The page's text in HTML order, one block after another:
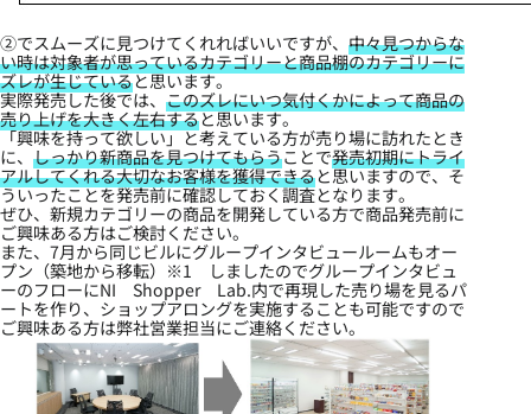
②でスムーズに見つけてくれればいいですが、 中々見つからな
い時は対象者が思っているカテゴリーと商品棚のカテゴリーに
ズレが生じていると思います。
実際発売した後では、 このズレにいつ気付くかによって商品の
売り上げを大きく左右すると思います。
「興味を持って欲しい」と考えている方が売り場に訪れたとき
に、 しっかり新商品を見つけてもらうことで発売初期にトライ
アルしてくれる大切なお客様を獲得できると思いますので、そ
ういったことを発売前に確認しておく調査となります。
ぜひ、新規カテゴリーの商品を開発している方で商品発売前に
ご興味ある方はご検討ください。
また、7月から同じビルにグループインタビュールームもオー
プン（築地から移転）※1 しましたのでグループインタビュ
ーのフローにNI Shopper Lab.内で再現した売り場を見るパ
ートを作り、ショップアロングを実施することも可能ですので
ご興味ある方は弊社営業担当にご連絡ください。